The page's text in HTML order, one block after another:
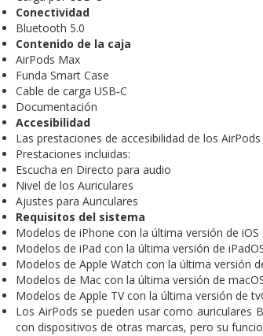
Conectividad
Bluetooth 5.0
Contenido de la caja
AirPods Max
Funda Smart Case
Cable de carga USB‑C
Documentación
Accesibilidad
Las prestaciones de accesibilidad de los
Prestaciones incluidas:
Escucha en Directo para audio
Nivel de los Auriculares
Ajustes para Auriculares
Requisitos del sistema
Modelos de iPhone con la última versión de iOS
Modelos de iPad con la última versión de
Modelos de Apple Watch con la última versión
Modelos de Mac con la última versión de
Modelos de Apple TV con la última versión de
Los AirPods se pueden usar como auriculares
con dispositivos de otras marcas, pero su